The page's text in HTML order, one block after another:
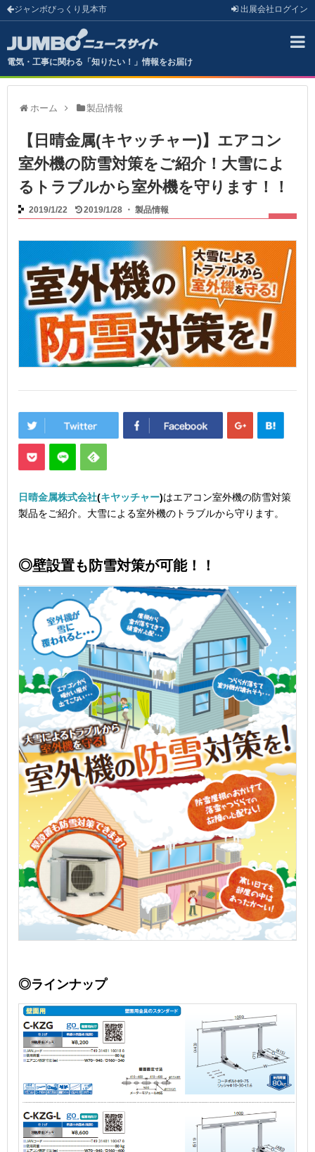
ジャンボびっくり見本市 出展会社 ログイン
電気・工事に関わる「知りたい！」情報をお届け
ホーム 製品情報
【日晴金属(キヤッチャー)】エアコン
室外機の防雪対策をご紹介！大雪によ
るトラブルから室外機を守ります！！
2019/1/22 2019/1/28 ・製品情報
日晴金属株式会社(キヤッチャー)はエアコン室外機の防雪対策
製品をご紹介。大雪による室外機のトラブルから守ります。
◎壁設置も防雪対策が可能！！
◎ラインナップ